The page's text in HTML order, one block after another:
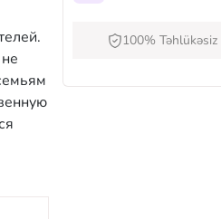
100% Təhlükəsiz